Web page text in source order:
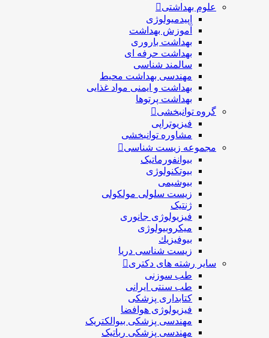
علوم بهداشتی
اپیدمیولوژی
آموزش بهداشت
بهداشت باروری
بهداشت حرفه ای
سالمند شناسی
مهندسی بهداشت محيط
بهداشت و ایمنی مواد غذایی
بهداشت پرتوها
گروه توانبخشی
فیزیوتراپی
مشاوره توانبخشی
مجموعه زیست شناسی
بیوانفورماتیک
بیوتکنولوژی
بیوشیمی
زیست سلولی مولکولی
ژنتیک
فیزیولوژی جانوری
میکروبیولوژی
بيوفيزيك
زیست شناسی دریا
سایر رشته های دکتری
طب سوزنی
طب سنتی ایرانی
کتابداری پزشکی
فیزیولوژی هوافضا
مهندسی پزشکی بیوالکتریک
مهندسی پزشکی رباتیک